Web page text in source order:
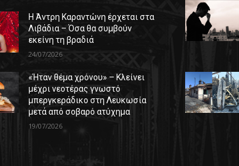
Η Άντρη Καραντώνη έρχεται στα
Λιβάδια – Όσα θα συμβούν
εκείνη τη βραδιά
24/07/2026
«Ήταν θέμα χρόνου» – Κλείνει
μέχρι νεοτέρας γνωστό
μπεργκεράδικο στη Λευκωσία
μετά από σοβαρό ατύχημα
19/07/2026